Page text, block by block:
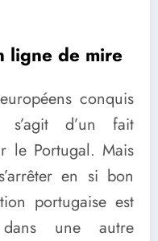
ligne de mire
conquis
d’un fait
le Portugal. Mais
en si bon
portugaise est
dans une autre